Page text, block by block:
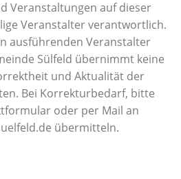
t
u
n
g
u
n
Veranstaltungen auf dieser
Veranstalter verantwortlich.
ausführenden Veranstalter
Sülfeld übernimmt keine
und Aktualität der
Bei Korrekturbedarf, bitte
oder per Mail an
übermitteln.